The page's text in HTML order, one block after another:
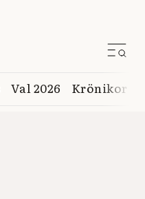
Val 2026 Krönikor